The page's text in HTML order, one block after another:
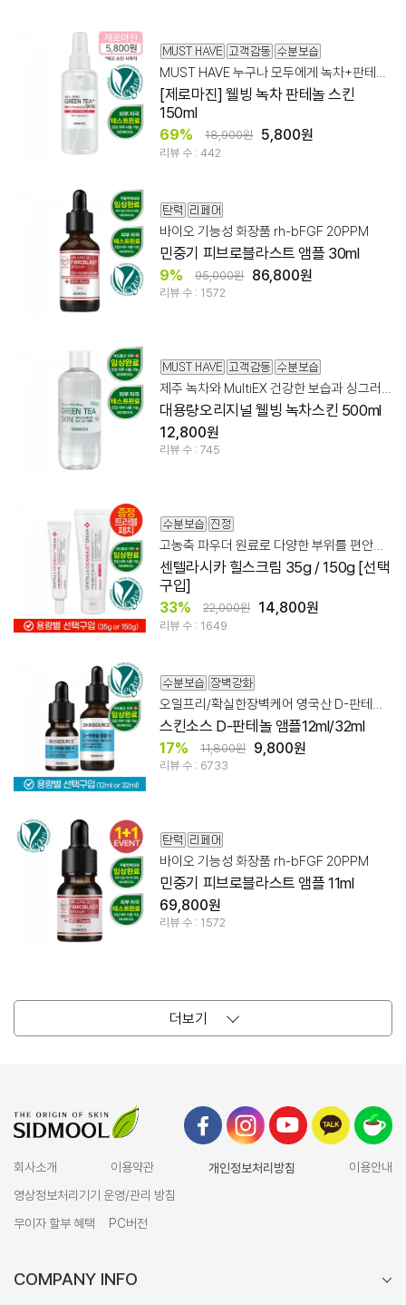
MUST HAVE 누구나 모두에게 녹차+판테놀+저/고분자 히알루론산 레시피
[제로마진] 웰빙 녹차 판테놀 스킨
150ml
69% 18,900원 5,800원
리뷰 수 : 442
바이오 기능성 화장품 rh-bFGF 20PPM
민중기 피브로블라스트 앰플 30ml
9% 95,000원 86,800원
리뷰 수 : 1572
제주 녹차와 MultiEX 건강한 보습과 싱그러움
대용량오리지널 웰빙 녹차스킨 500ml
12,800원
리뷰 수 : 745
고농축 파우더 원료로 다양한 부위를 편안하고 깨끗하게
센텔라시카 힐스크림 35g / 150g [선택
구입]
33% 22,000원 14,800원
리뷰 수 : 1649
오일프리/확실한장벽케어 영국산 D-판테놀 30%
스킨소스 D-판테놀 앰플12ml/32ml
17% 11,800원 9,800원
리뷰 수 : 6733
바이오 기능성 화장품 rh-bFGF 20PPM
민중기 피브로블라스트 앰플 11ml
69,800원
리뷰 수 : 1572
더보기
회사소개 이용약관 개인정보처리방침
이용안내
영상정보처리기기 운영/관리 방침
무이자 할부 혜택
PC버전
COMPANY INFO